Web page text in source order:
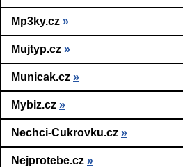
Mp3ky.cz »
Mujtyp.cz »
Municak.cz »
Mybiz.cz »
Nechci-Cukrovku.cz »
Nejprotebe.cz »